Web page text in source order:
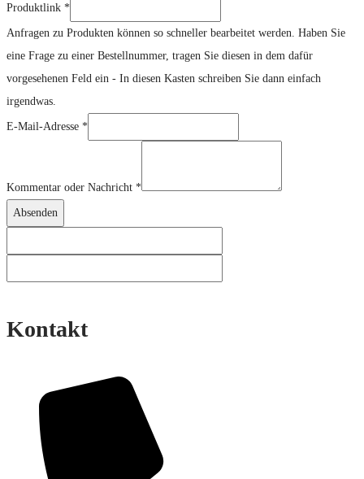
Produktlink *
Anfragen zu Produkten können so schneller bearbeitet werden. Haben Sie
eine Frage zu einer Bestellnummer, tragen Sie diesen in dem dafür
vorgesehenen Feld ein - In diesen Kasten schreiben Sie dann einfach
irgendwas.
E-Mail-Adresse *
Kommentar oder Nachricht *
Absenden
Kontakt